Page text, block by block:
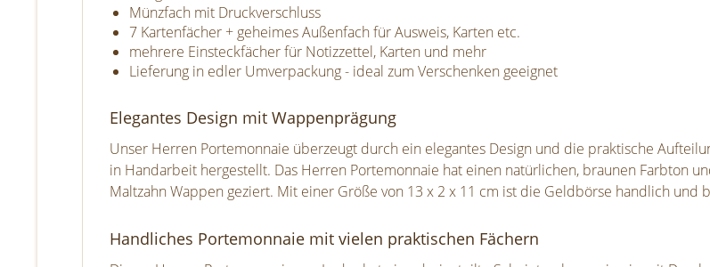
Münzfach mit Druckverschluss
7 Kartenfächer + geheimes Außenfach für Ausweis, Karten etc.
mehrere Einsteckfächer für Notizzettel, Karten und mehr
Lieferung in edler Umverpackung - ideal zum Verschenken geeignet
Elegantes Design mit Wappenprägung
Unser Herren Portemonnaie überzeugt durch ein elegantes Design und die praktische
in Handarbeit hergestellt. Das Herren Portemonnaie hat einen natürlichen, braunen Farbton
Maltzahn Wappen geziert. Mit einer Größe von 13 x 2 x 11 cm ist die Geldbörse handlich und
Handliches Portemonnaie mit vielen praktischen Fächern